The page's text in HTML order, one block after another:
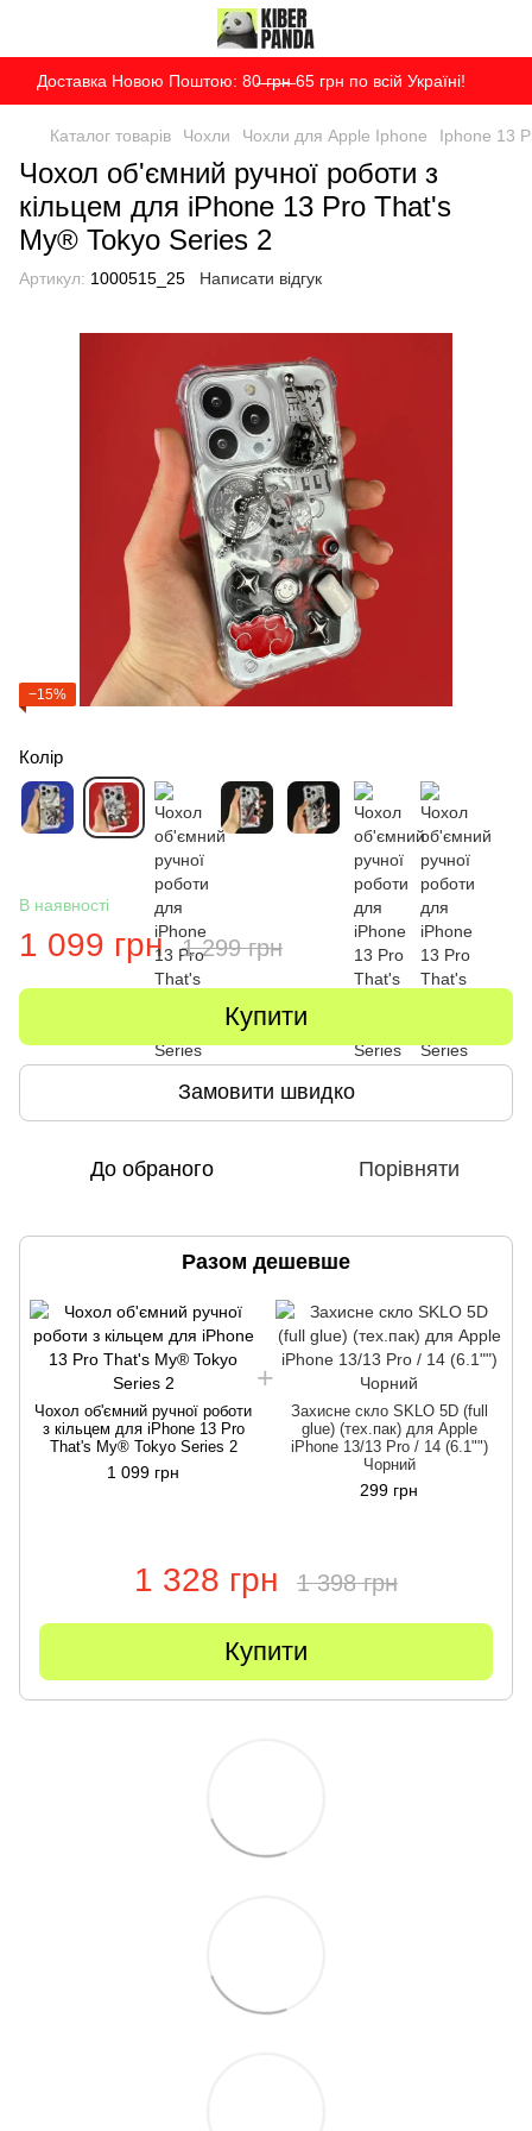
Доставка Новою Поштою: 80̶ ̶г̶р̶н̶ 65 грн по всій Україні!
Каталог товарів Чохли Чохли для Apple Iphone Iphone 13
Чохол об'ємний ручної роботи з
кільцем для iPhone 13 Pro That's
My® Tokyo Series 2
Артикул: 1000515_25 Написати відгук
−15%
Колір
В наявності
1 099 грн 1 299 грн
Купити
Замовити швидко
До обраного Порівняти
Разом дешевше
Чохол об'ємний ручної роботи
з кільцем для iPhone 13 Pro
That's My® Tokyo Series 2
1 099 грн
Захисне скло SKLO 5D (full
glue) (тех.пак) для Apple
iPhone 13/13 Pro / 14 (6.1"")
Чорний
299 грн
1 328 грн 1 398 грн
Купити